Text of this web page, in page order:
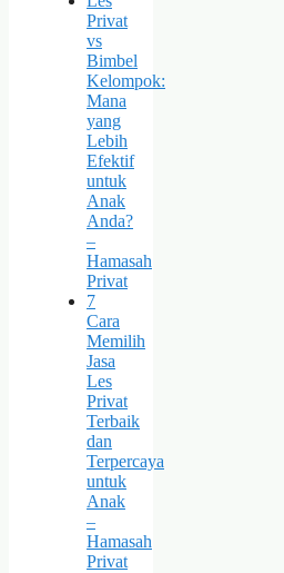
Privat
vs
Bimbel
Kelompok:
Mana
yang
Lebih
Efektif
untuk
Anak
Anda?
–
Hamasah
Privat
7
Cara
Memilih
Jasa
Les
Privat
Terbaik
dan
Terpercaya
untuk
Anak
–
Hamasah
Privat